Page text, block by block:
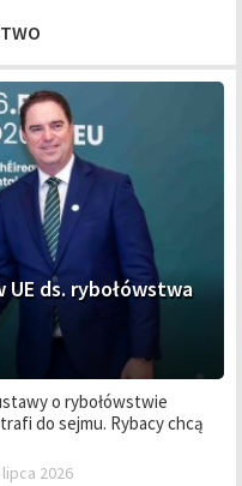
ds. rybołówstwa
o rybołówstwie
do sejmu. Rybacy chcą
lipca 2026